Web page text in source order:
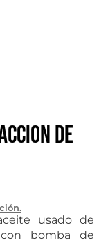
de
usado de
con bomba de